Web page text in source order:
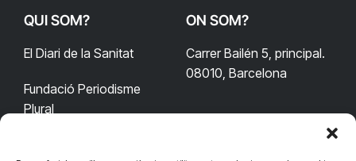
QUI SOM?
El Diari de la Sanitat
Fundació Periodisme
Plural
ON SOM?
Carrer Bailén 5, principal.
08010, Barcelona